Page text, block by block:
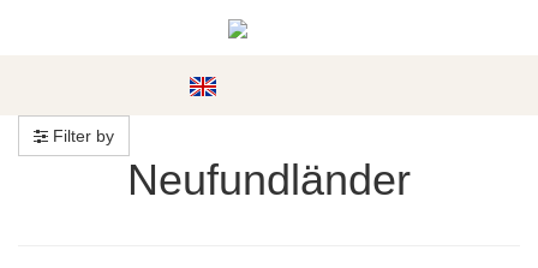
Filter by
Neufundländer